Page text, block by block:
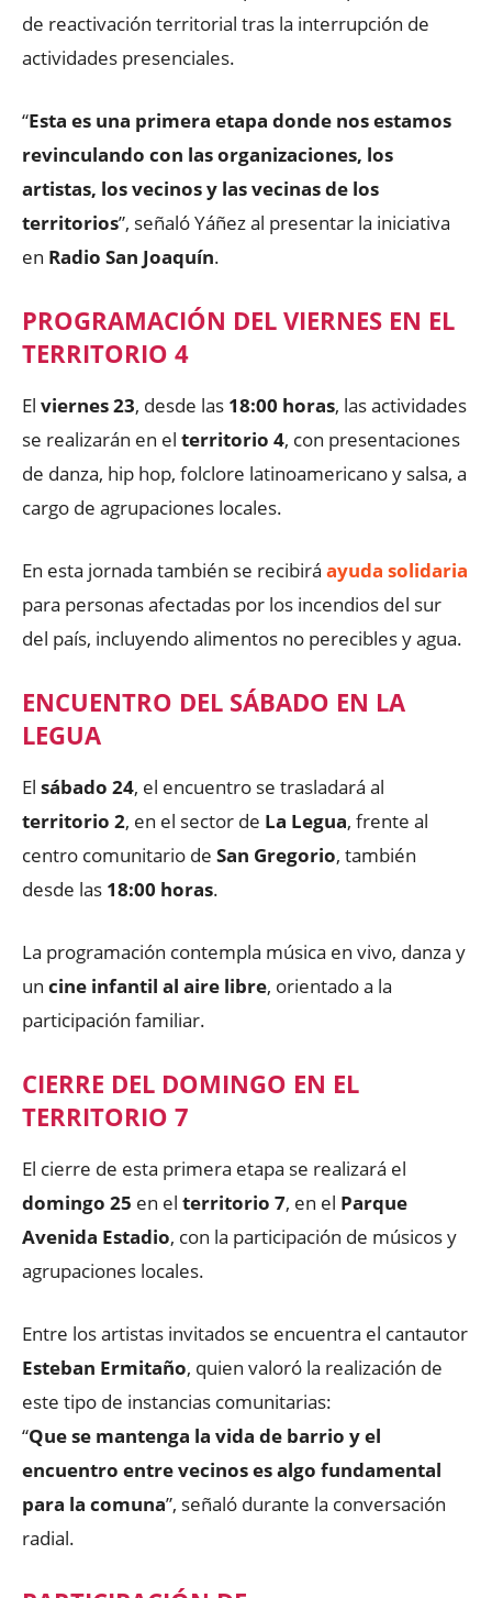
de reactivación territorial tras la interrupción de
actividades presenciales.
“Esta es una primera etapa donde nos estamos
revinculando con las organizaciones, los
artistas, los vecinos y las vecinas de los
territorios”, señaló Yáñez al presentar la iniciativa
en Radio San Joaquín.
PROGRAMACIÓN DEL VIERNES EN EL
TERRITORIO 4
El viernes 23, desde las 18:00 horas, las actividades
se realizarán en el territorio 4, con presentaciones
de danza, hip hop, folclore latinoamericano y salsa, a
cargo de agrupaciones locales.
En esta jornada también se recibirá ayuda solidaria
para personas afectadas por los incendios del sur
del país, incluyendo alimentos no perecibles y agua.
ENCUENTRO DEL SÁBADO EN LA
LEGUA
El sábado 24, el encuentro se trasladará al
territorio 2, en el sector de La Legua, frente al
centro comunitario de San Gregorio, también
desde las 18:00 horas.
La programación contempla música en vivo, danza y
un cine infantil al aire libre, orientado a la
participación familiar.
CIERRE DEL DOMINGO EN EL
TERRITORIO 7
El cierre de esta primera etapa se realizará el
domingo 25 en el territorio 7, en el Parque
Avenida Estadio, con la participación de músicos y
agrupaciones locales.
Entre los artistas invitados se encuentra el cantautor
Esteban Ermitaño, quien valoró la realización de
este tipo de instancias comunitarias:
“Que se mantenga la vida de barrio y el
encuentro entre vecinos es algo fundamental
para la comuna”, señaló durante la conversación
radial.